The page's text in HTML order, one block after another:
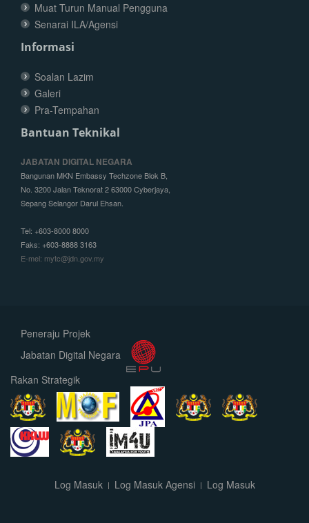
Muat Turun Manual Pengguna
Senarai ILA/Agensi
Informasi
Soalan Lazim
Galeri
Pra-Tempahan
Bantuan Teknikal
JABATAN DIGITAL NEGARA
Bangunan MKN Embassy Techzone Blok B,
No. 3200 Jalan Teknorat 2 63000 Cyberjaya,
Sepang Selangor Darul Ehsan.
Tel: +603-8000 8000
Faks: +603-8888 3163
E-mel: mytc@jdn.gov.my
Peneraju Projek
Jabatan Digital Negara
Rakan Strategik
Log Masuk Log Masuk Agensi Log Masuk